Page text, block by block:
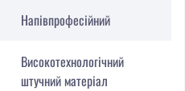
Напівпрофесійний
Високотехнологічний
штучний матеріал